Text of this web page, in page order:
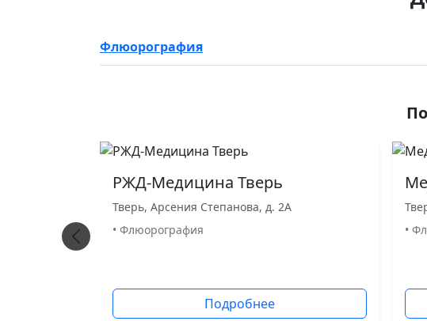
Флюорография
РЖД-Медицина Тверь
Тверь, Арсения Степанова, д. 2А
• Флюорография
Подробнее
•